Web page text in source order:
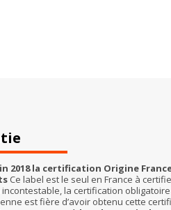
2018 la certification Origine
Ce label est le seul en France à
la certification
est fière d’avoir obtenu cette